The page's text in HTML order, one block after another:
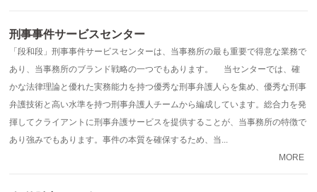
刑事事件サービスセンター
「段和段」刑事事件サービスセンターは、当事務所の最も重要で得意な業務で
あり、当事務所のブランド戦略の一つでもあります。 当センターでは、確
かな法律理論と優れた実務能力を持つ優秀な刑事弁護人らを集め、優秀な刑事
弁護技術と高い水準を持つ刑事弁護人チームから編成しています。総合力を発
揮してクライアントに刑事弁護サービスを提供することが、当事務所の特徴で
あり強みでもあります。事件の本質を確保するため、当...
MORE